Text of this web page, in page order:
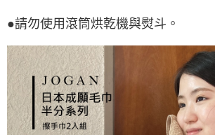
●請勿使用滾筒烘乾機與熨斗。